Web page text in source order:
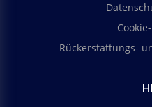
Rückerstattungs-